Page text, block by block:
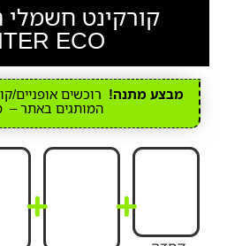
קורקינט חשמלי
ECO
מבצע מתנה! רוכשים אופניים/
המותגים באתר –